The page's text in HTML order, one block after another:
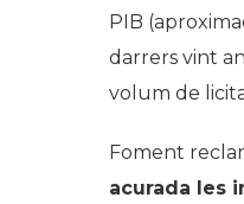
PIB
darrers vint
volum de
Foment
acurada les